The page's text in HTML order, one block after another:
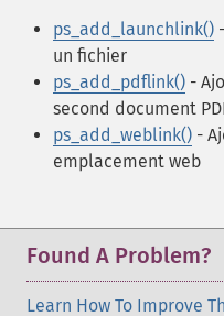
ps_add_launchlink()
un fichier
ps_add_pdflink() -
second document
ps_add_weblink() -
emplacement web
Found A Problem?
Learn How To Improve